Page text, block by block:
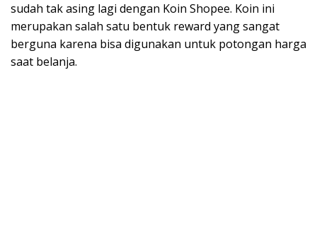
sudah tak asing lagi dengan Koin Shopee. Koin ini
merupakan salah satu bentuk reward yang sangat
berguna karena bisa digunakan untuk potongan harga
saat belanja.